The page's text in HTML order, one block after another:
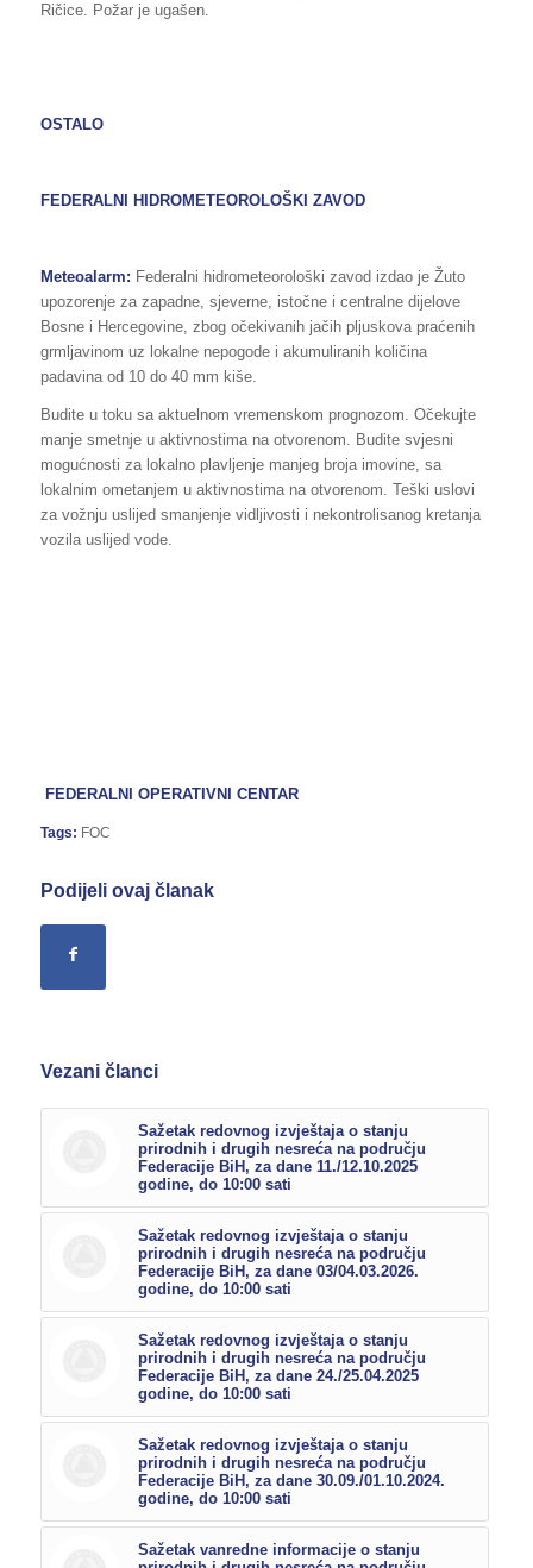
Ričice. Požar je ugašen.
OSTALO
FEDERALNI HIDROMETEOROLOŠKI ZAVOD
Meteoalarm: Federalni hidrometeorološki zavod izdao je Žuto
upozorenje za zapadne, sjeverne, istočne i centralne dijelove
Bosne i Hercegovine, zbog očekivanih jačih pljuskova praćenih
grmljavinom uz lokalne nepogode i akumuliranih količina
padavina od 10 do 40 mm kiše.
Budite u toku sa aktuelnom vremenskom prognozom. Očekujte
manje smetnje u aktivnostima na otvorenom. Budite svjesni
mogućnosti za lokalno plavljenje manjeg broja imovine, sa
lokalnim ometanjem u aktivnostima na otvorenom. Teški uslovi
za vožnju uslijed smanjenje vidljivosti i nekontrolisanog kretanja
vozila uslijed vode.
FEDERALNI OPERATIVNI CENTAR
Tags: FOC
Podijeli ovaj članak
Vezani članci
Sažetak redovnog izvještaja o stanju
prirodnih i drugih nesreća na području
Federacije BiH, za dane 11./12.10.2025
godine, do 10:00 sati
Sažetak redovnog izvještaja o stanju
prirodnih i drugih nesreća na području
Federacije BiH, za dane 03/04.03.2026.
godine, do 10:00 sati
Sažetak redovnog izvještaja o stanju
prirodnih i drugih nesreća na području
Federacije BiH, za dane 24./25.04.2025
godine, do 10:00 sati
Sažetak redovnog izvještaja o stanju
prirodnih i drugih nesreća na području
Federacije BiH, za dane 30.09./01.10.2024.
godine, do 10:00 sati
Sažetak vanredne informacije o stanju